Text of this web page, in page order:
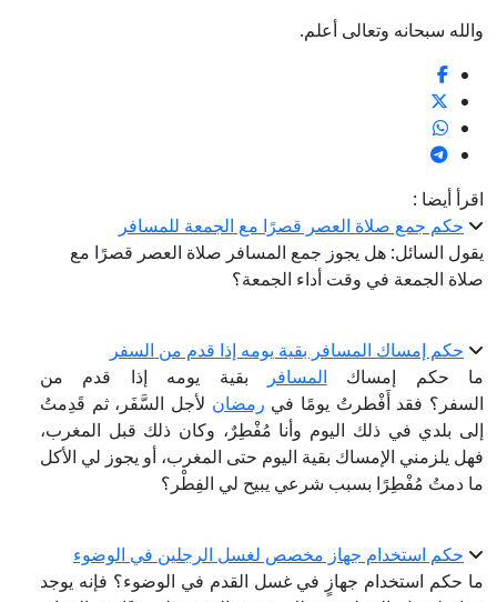
والله سبحانه وتعالى أعلم.
اقرأ أيضا :
حكم جمع صلاة العصر قصرًا مع الجمعة للمسافر
يقول السائل: هل يجوز جمع المسافر صلاة العصر قصرًا مع
صلاة الجمعة في وقت أداء الجمعة؟
حكم إمساك المسافر بقية يومه إذا قدم من السفر
ما حكم إمساك المسافر
بقية يومه إذا قدم من
السفر؟ فقد أَفْطرتُ يومًا في رمضان لأجل السَّفَر، ثم قَدِمتُ
إلى بلدي في ذلك اليوم وأنا مُفْطِرٌ، وكان ذلك قبل المغرب،
فهل يلزمني الإمساك بقية اليوم حتى المغرب، أو يجوز لي الأكل
ما دمتُ مُفْطِرًا بسبب شرعي يبيح لي الفِطْر؟
حكم استخدام جهاز مخصص لغسل الرجلين في الوضوء
ما حكم استخدام جهازٍ في غسل القدم في الوضوء؟ فإنه يوجد